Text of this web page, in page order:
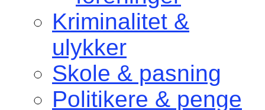
Kriminalitet &
ulykker
Skole & pasning
Politikere & penge